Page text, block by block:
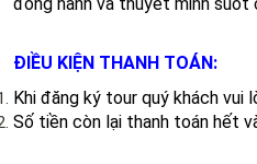
​ĐIỀU KIỆN THANH TOÁN:
Khi đăng ký tour quý khách vui
Số tiền còn lại thanh toán hết